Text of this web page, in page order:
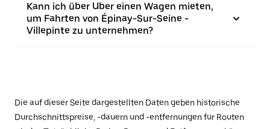
Kann ich über Uber einen Wagen mieten,
um Fahrten von Épinay-Sur-Seine -
Villepinte zu unternehmen?
Die auf dieser Seite dargestellten Daten geben historische
Durchschnittspreise, -dauern und -entfernungen für Routen